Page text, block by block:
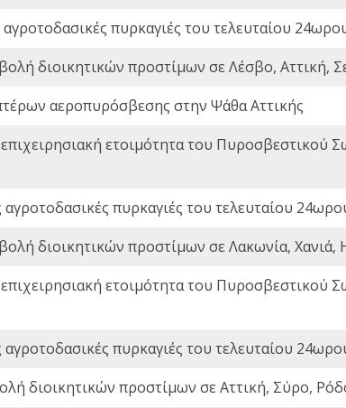
αγροτοδασικές πυρκαγιές του τελευταίου
διοικητικών προστίμων σε Λέσβο,
αεροπυρόσβεσης στην Ψάθα Αττικής
ετοιμότητα του
αγροτοδασικές πυρκαγιές του τελευταίου
διοικητικών προστίμων σε Λακωνία, Χανιά,
ετοιμότητα του
αγροτοδασικές πυρκαγιές του τελευταίου
διοικητικών προστίμων σε Αττική, Σύρο,